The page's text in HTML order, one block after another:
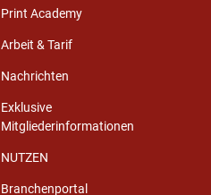
Print Academy
Arbeit & Tarif
Nachrichten
Exklusive
Mitgliederinformationen
NUTZEN
Branchenportal